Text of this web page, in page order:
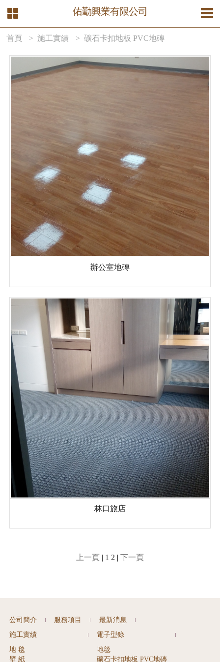
佑勤興業有限公司
首頁 > 施工實績 > 礦石卡扣地板 PVC地磚
辦公室地磚
林口旅店
上一頁| 1 2| 下一頁
公司簡介 服務項目 最新消息
施工實績
地 毯
壁 紙
電子型錄
地毯
礦石卡扣地板 PVC地磚